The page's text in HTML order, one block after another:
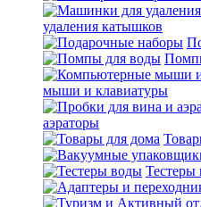
удаления катышков
мыши и клавиатуры
аэраторы
Тестеры